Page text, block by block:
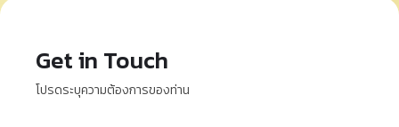
Get in Touch
โปรดระบุความต้องการของท่าน